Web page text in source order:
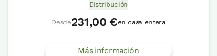
Distribución
Desde231,00 €en casa entera
Más información